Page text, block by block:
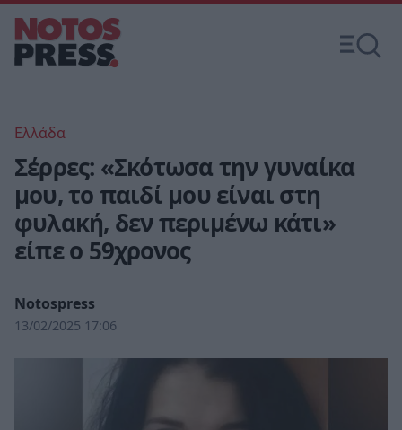
Ελλάδα
Σέρρες: «Σκότωσα την γυναίκα
μου, το παιδί μου είναι στη
φυλακή, δεν περιμένω κάτι»
είπε ο 59χρονος
Notospress
13/02/2025 17:06